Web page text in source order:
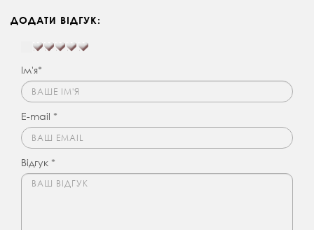
ДОДАТИ ВІДГУК:
Ім'я*
E-mail *
Відгук *